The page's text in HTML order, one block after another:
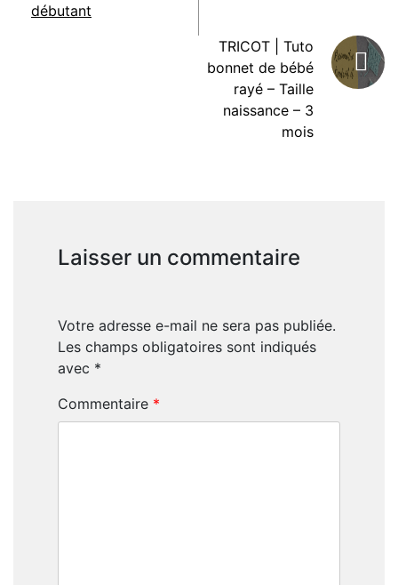
débutant
TRICOT | Tuto
bonnet de bébé
rayé – Taille
naissance – 3
mois
Laisser un commentaire
Votre adresse e-mail ne sera pas publiée.
Les champs obligatoires sont indiqués
avec *
Commentaire *